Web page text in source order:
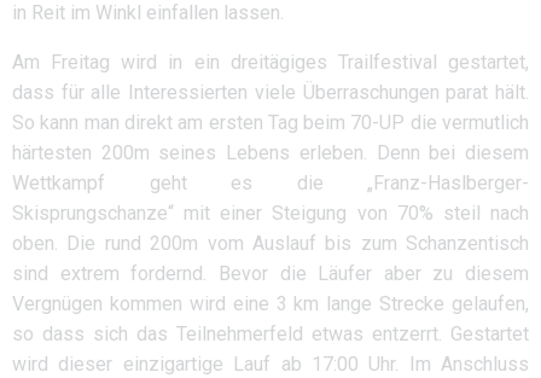
in Reit im Winkl einfallen lassen.
Am Freitag wird in ein dreitägiges Trailfestival gestartet,
dass für alle Interessierten viele Überraschungen parat hält.
So kann man direkt am ersten Tag beim 70-UP die vermutlich
härtesten 200m seines Lebens erleben. Denn bei diesem
Wettkampf geht es die „Franz-Haslberger-
Skisprungschanze“ mit einer Steigung von 70% steil nach
oben. Die rund 200m vom Auslauf bis zum Schanzentisch
sind extrem fordernd. Bevor die Läufer aber zu diesem
Vergnügen kommen wird eine 3 km lange Strecke gelaufen,
so dass sich das Teilnehmerfeld etwas entzerrt. Gestartet
wird dieser einzigartige Lauf ab 17:00 Uhr. Im Anschluss